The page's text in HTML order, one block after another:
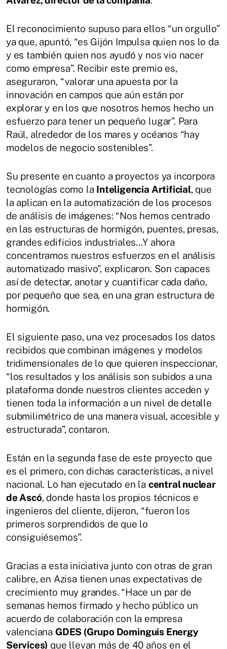
El reconocimiento supuso para ellos “un orgullo”
ya que, apuntó, “es Gijón Impulsa quien nos lo da
y es también quien nos ayudó y nos vio nacer
como empresa”. Recibir este premio es,
aseguraron, “valorar una apuesta por la
innovación en campos que aún están por
explorar y en los que nosotros hemos hecho un
esfuerzo para tener un pequeño lugar”. Para
Raúl, alrededor de los mares y océanos “hay
modelos de negocio sostenibles”.
Su presente en cuanto a proyectos ya incorpora
tecnologías como la Inteligencia Artificial, que
la aplican en la automatización de los procesos
de análisis de imágenes: “Nos hemos centrado
en las estructuras de hormigón, puentes, presas,
grandes edificios industriales…Y ahora
concentramos nuestros esfuerzos en el análisis
automatizado masivo”, explicaron. Son capaces
así de detectar, anotar y cuantificar cada daño,
por pequeño que sea, en una gran estructura de
hormigón.
El siguiente paso, una vez procesados los datos
recibidos que combinan imágenes y modelos
tridimensionales de lo que quieren inspeccionar,
“los resultados y los análisis son subidos a una
plataforma donde nuestros clientes acceden y
tienen toda la información a un nivel de detalle
submilimétrico de una manera visual, accesible y
estructurada”, contaron.
Están en la segunda fase de este proyecto que
es el primero, con dichas características, a nivel
nacional. Lo han ejecutado en la central nuclear
de Ascó, donde hasta los propios técnicos e
ingenieros del cliente, dijeron, “fueron los
primeros sorprendidos de que lo
consiguiésemos”.
Gracias a esta iniciativa junto con otras de gran
calibre, en Azisa tienen unas expectativas de
crecimiento muy grandes. “Hace un par de
semanas hemos firmado y hecho público un
acuerdo de colaboración con la empresa
valenciana GDES (Grupo Dominguis Energy
Services) que llevan más de 40 años en el